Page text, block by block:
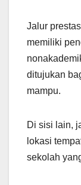
Jalur
memiliki
ditujukan
mampu.
Di sisi lain,
lokasi
sekolah